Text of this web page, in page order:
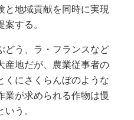
と地域貢献を同時に実現
する。
う、ラ・フランスなど
産地だが、農業従事者の
くにさくらんぼのような
業が求められる作物は慢
う。